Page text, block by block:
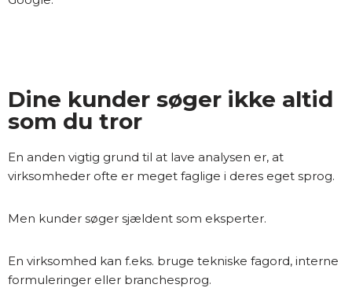
Dine kunder søger ikke altid
som du tror
En anden vigtig grund til at lave analysen er, at
virksomheder ofte er meget faglige i deres eget sprog.
Men kunder søger sjældent som eksperter.
En virksomhed kan f.eks. bruge tekniske fagord, interne
formuleringer eller branchesprog.